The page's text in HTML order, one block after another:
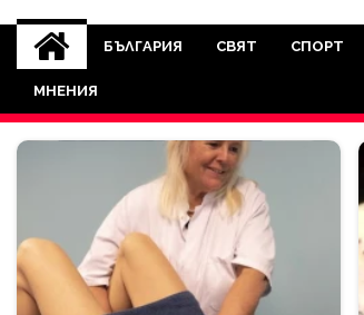
novinite-
Novinite-dnesbg.eu е
Света. Новините,
между медията и
БЪЛГАРИЯ СВЯТ СПОРТ
МНЕНИЯ